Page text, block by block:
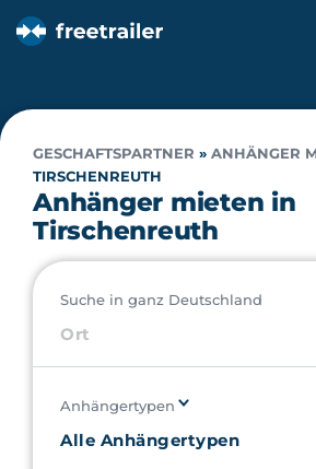
GESCHAFTSPARTNER » ANHÄNGER
TIRSCHENREUTH
Anhänger mieten in
Tirschenreuth
Suche in ganz Deutschland
Anhängertypen